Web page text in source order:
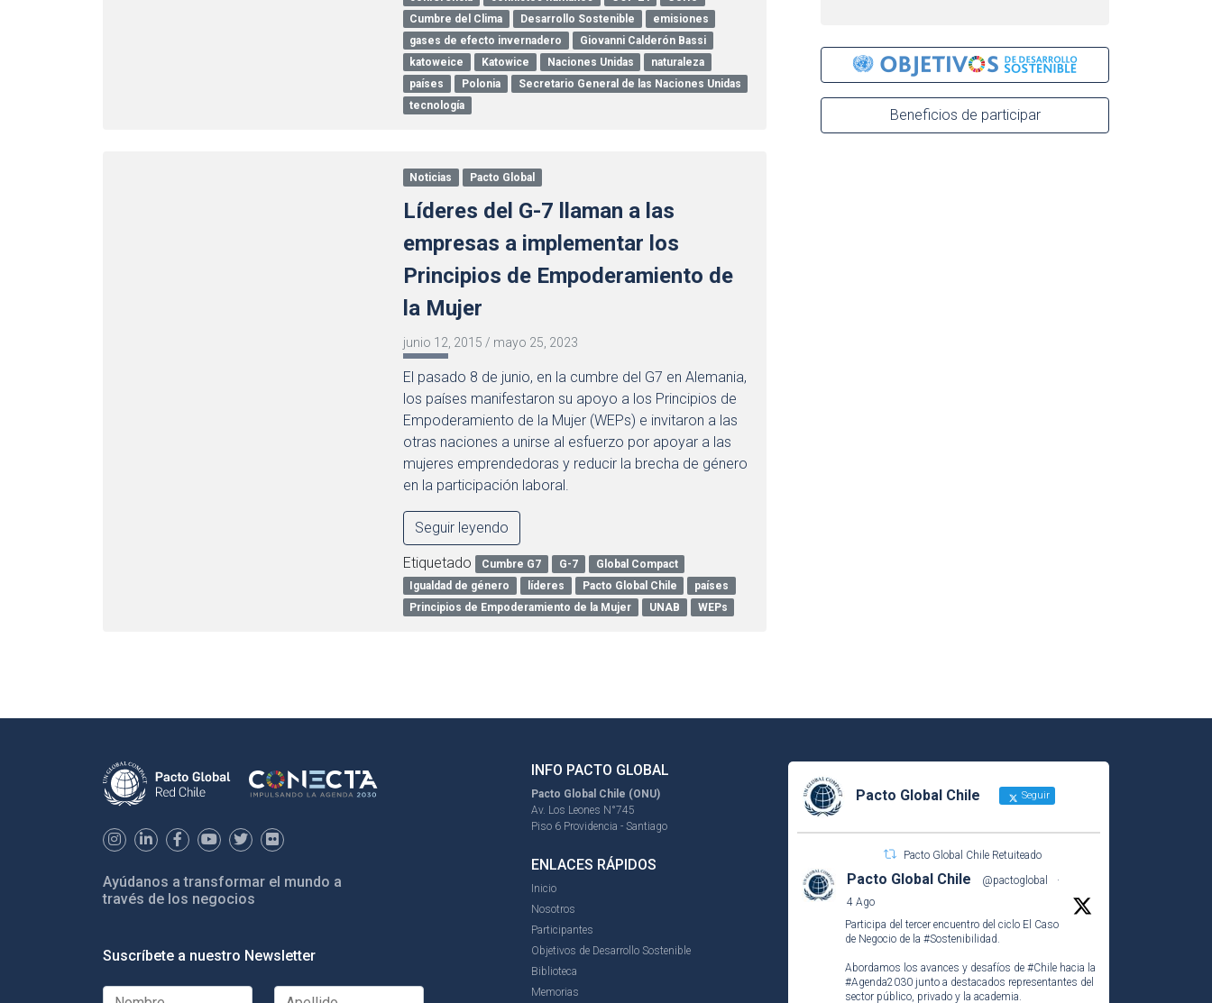
Cumbre del Clima
Desarrollo Sostenible
emisiones
gases de efecto invernadero
Giovanni Calderón Bassi
katoweice
Katowice Naciones Unidas
naturaleza
países
Polonia
Secretario General de las Naciones Unidas
tecnología
Noticias Pacto Global
Líderes del G-7 llaman a las
empresas a implementar los
Principios de Empoderamiento de
la Mujer
junio 12, 2015 / mayo 25, 2023
El pasado 8 de junio, en la cumbre del ‎G7‬ en Alemania,
los países manifestaron su apoyo a los Principios de
Empoderamiento de la Mujer (WEPs) e invitaron a las
otras naciones a unirse al esfuerzo por apoyar a las
mujeres emprendedoras y reducir la brecha de género
en la participación laboral.‬‬‬
Seguir leyendo
Etiquetado Cumbre G7 G-7
Global Compact
Igualdad de género
líderes Pacto Global Chile
países
Principios de Empoderamiento de la Mujer
UNAB WEPs
Beneficios de participar
Ayúdanos a transformar el mundo a
través de los negocios
Suscríbete a nuestro Newsletter
INFO PACTO GLOBAL
Pacto Global Chile (ONU)
Av. Los Leones N°745
Piso 6 Providencia - Santiago
ENLACES RÁPIDOS
Inicio
Nosotros
Participantes
Objetivos de Desarrollo Sostenible
Biblioteca
Memorias
Pacto Global Chile Seguir
Pacto Global Chile Retuiteado
Pacto Global Chile @pactoglobal
·
4 Ago
Participa del tercer encuentro del ciclo El Caso
de Negocio de la #Sostenibilidad.
Abordamos los avances y desafíos de #Chile hacia la
#Agenda2030 junto a destacados representantes del
sector público, privado y la academia.